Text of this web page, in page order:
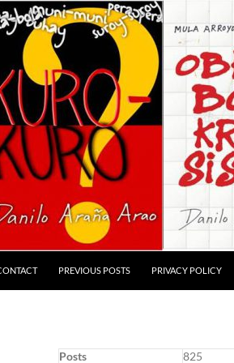
PREVIOUS POSTS PRIVACY POLICY
Posts
825